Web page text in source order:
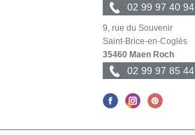
02 99 97 40 94
9, rue du Souvenir
Saint-Brice-en-Coglès
35460 Maen Roch
02 99 97 85 44